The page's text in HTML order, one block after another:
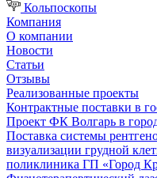
Кольпоскопы
Компания
О компании
Новости
Статьи
Отзывы
Реализованные проекты
Контрактные поставки в
Проект ФК Волгарь в
Поставка системы
визуализации грудной
поликлиника ГП «Город